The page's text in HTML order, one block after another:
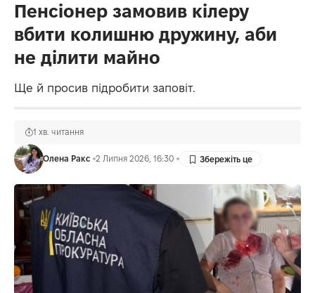
Пенсіонер замовив кілеру
вбити колишню дружину, аби
не ділити майно
Ще й просив підробити заповіт.
Олена Ракс 2 Липня 2026, 16:30
1 хв. читання